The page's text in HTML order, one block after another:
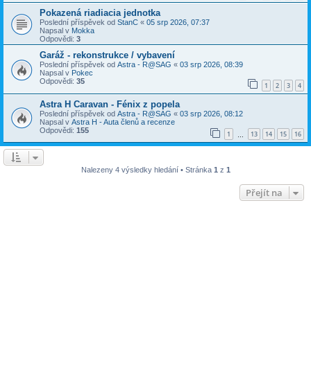
Pokazená riadiacia jednotka
Poslední příspěvek od StanC « 05 srp 2026, 07:37
Napsal v Mokka
Odpovědi: 3
Garáž - rekonstrukce / vybavení
Poslední příspěvek od Astra - R@SAG « 03 srp 2026, 08:39
Napsal v Pokec
Odpovědi: 35 1 2 3 4
Astra H Caravan - Fénix z popela
Poslední příspěvek od Astra - R@SAG « 03 srp 2026, 08:12
Napsal v Astra H - Auta členů a recenze
Odpovědi: 155 1 13 14 15 16
Nalezeny 4 výsledky hledání • Stránka 1z 1
Přejít na